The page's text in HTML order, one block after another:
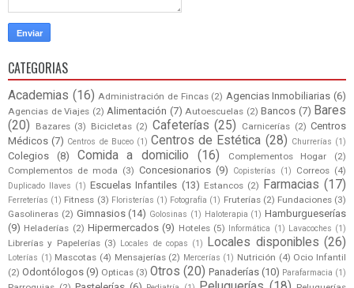
CATEGORIAS
Academias (16) Administración de Fincas (2) Agencias Inmobiliarias (6)
Agencias de Viajes (2) Alimentación (7) Autoescuelas (2) Bancos (7) Bares
(20)
Bazares (3) Bicicletas (2) Cafeterías (25) Carnicerías (2) Centros
Médicos (7) Centros de Buceo (1) Centros de Estética (28) Churrerías (1)
Colegios (8) Comida a domicilio (16) Complementos Hogar
(2)
Complementos de moda (3) Concesionarios (9) Copisterías (1) Correos (4)
Duplicado llaves (1) Escuelas Infantiles (13) Estancos (2) Farmacias (17)
Ferreterías (1) Fitness (3) Floristerías (1) Fotografía (1) Fruterías (2) Fundaciones (3)
Gasolineras (2) Gimnasios (14) Golosinas (1) Haloterapia (1) Hamburgueserías
(9) Heladerías (2) Hipermercados (9) Hoteles (5) Informática (1) Lavacoches (1)
Librerías y Papelerías (3) Locales de copas (1) Locales disponibles (26)
Loterías (1) Mascotas (4) Mensajerías (2) Mercerías (1) Nutrición (4) Ocio Infantil
(2) Odontólogos (9) Opticas (3) Otros (20) Panaderías (10) Parafarmacia (1)